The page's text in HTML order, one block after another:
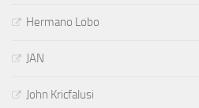
Hermano Lobo
JAN
John Kricfalusi